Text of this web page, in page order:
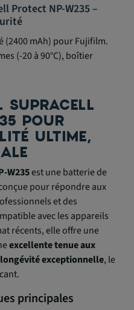
Protect NP-W235 –
(2400 mAh) pour Fujifilm.
(-20 à 90°C), boîtier
SUPRACELL
POUR
ULTIME,
W235est une batterie de
pour répondre aux
et des
avec les appareils
récents, elle offre une
excellente tenue aux
longévité exceptionnelle, le
principales